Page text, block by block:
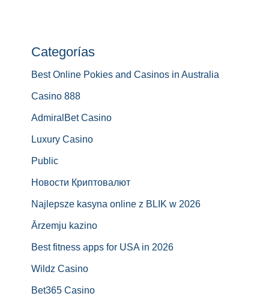
Categorías
Best Online Pokies and Casinos in Australia
Casino 888
AdmiralBet Casino
Luxury Casino
Public
Новости Криптовалют
Najlepsze kasyna online z BLIK w 2026
Ārzemju kazino
Best fitness apps for USA in 2026
Wildz Casino
Bet365 Casino